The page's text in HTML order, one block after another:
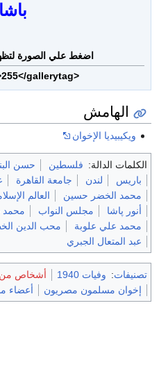
باشا
اضغط علي الصورة
<gallerytag>255</gallerytag>
الهامش
ويكيبيديا الإخوان
الكلمات الدالة: فلسطين حسن
باريس
لندن جامعة القاهرة
محمد الخضر حسين
العالم
أنور پاشا
مجلس النواب
محمد علي علوبة
محب الدين
عبد المتعال الجبري
تصنيفات: وفيات 1940
أشخاص من
إخوان مسلمون مصريون
أعضاء